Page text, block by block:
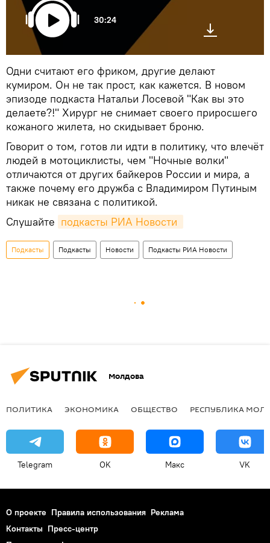
30:24
Одни считают его фриком, другие делают
кумиром. Он не так прост, как кажется. В новом
эпизоде подкаста Натальи Лосевой "Как вы это
делаете?!" Хирург не снимает своего приросшего
кожаного жилета, но скидывает броню.
Говорит о том, готов ли идти в политику, что влечёт
людей в мотоциклисты, чем "Ночные волки"
отличаются от других байкеров России и мира, а
также почему его дружба с Владимиром Путиным
никак не связана с политикой.
Слушайте подкасты РИА Новости
Подкасты Подкасты Новости Подкасты РИА Новости
Молдова
ПОЛИТИКА ЭКОНОМИКА ОБЩЕСТВО РЕСПУБЛИКА
Telegram OK Макс VK
О проекте Правила использования Реклама
Контакты Пресс-центр